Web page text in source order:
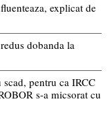
explicat de
dobanda la
pentru ca IRCC
s-a micsorat cu